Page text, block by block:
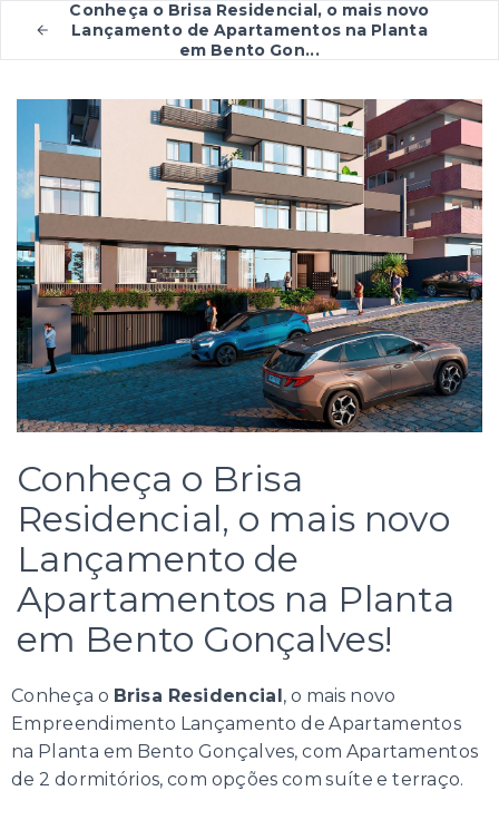
Conheça o Brisa Residencial, o mais novo
Lançamento de Apartamentos na Planta
em Bento Gon...
Conheça o Brisa
Residencial, o mais novo
Lançamento de
Apartamentos na Planta
em Bento Gonçalves!
Conheça o Brisa Residencial, o mais novo
Empreendimento Lançamento de Apartamentos
na Planta em Bento Gonçalves, com Apartamentos
de 2 dormitórios, com opções com suíte e terraço.